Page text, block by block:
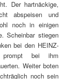
Der hartnäckige,
abspeisen und
noch in einigen
Scheinbar stiegen
bei den HEINZ-
prompt bei ihm
Weiter boten
noch sein